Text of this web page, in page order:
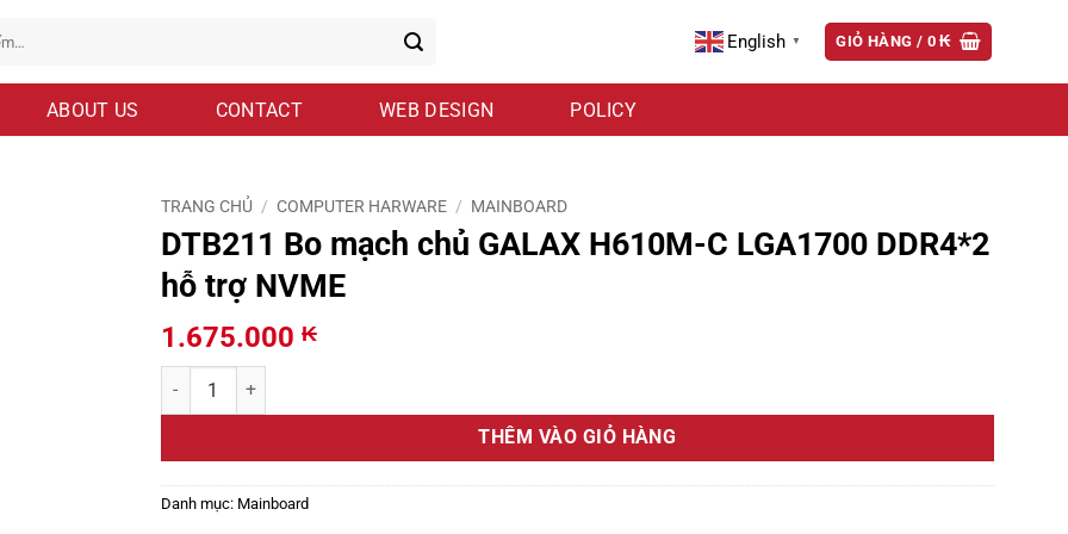
English ▼ GIỎ HÀNG / 0₭
ABOUT US CONTACT WEB DESIGN POLICY
TRANG CHỦ / COMPUTER HARWARE / MAINBOARD
DTB211 Bo mạch chủ GALAX H610M-C LGA1700 DDR4*2
hỗ trợ NVME
1.675.000 ₭
DTB211 Bo mạch chủ GALAX H610M-C LGA1700 DDR4*2 hỗ trợ NVME số lượng
THÊM VÀO GIỎ HÀNG
Danh mục: Mainboard